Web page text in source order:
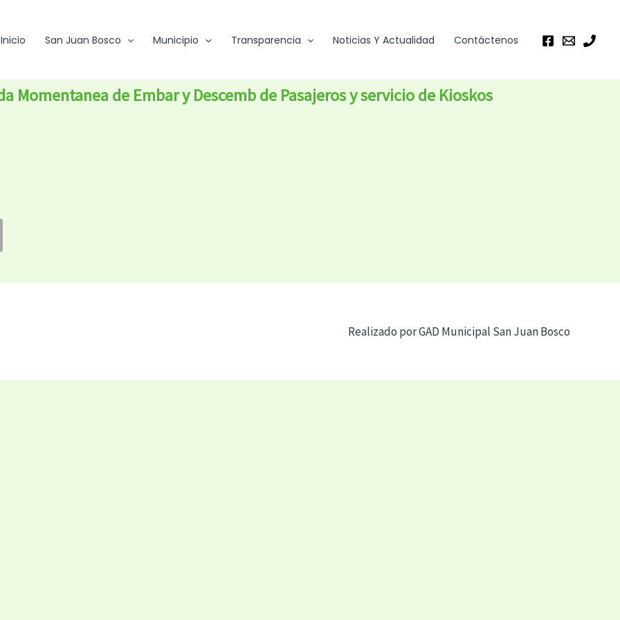
Inicio San Juan Bosco Municipio Transparencia Noticias Y Actualidad Contáctenos
Momentanea de Embar y Descemb de Pasajeros y servicio de Kioskos
Realizado por GAD Municipal San Juan Bosco